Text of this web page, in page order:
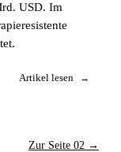
USD. Im
Artikel lesen →
Zur Seite 02 →